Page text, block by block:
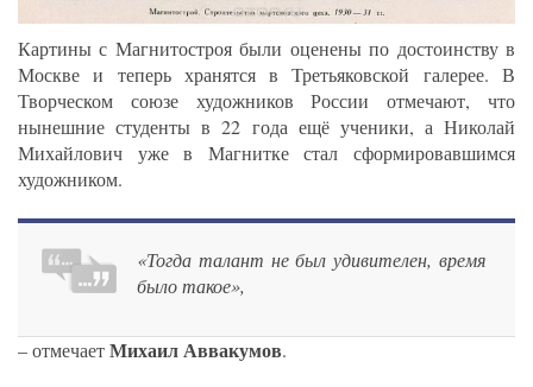
Картины с Магнитостроя были оценены по достоинству в
Москве и теперь хранятся в Третьяковской галерее. В
Творческом союзе художников России отмечают, что
нынешние студенты в 22 года ещё ученики, а Николай
Михайлович уже в Магнитке стал сформировавшимся
художником.
«Тогда талант не был удивителен, время
было такое»,
– отмечаетМихаил Аввакумов.